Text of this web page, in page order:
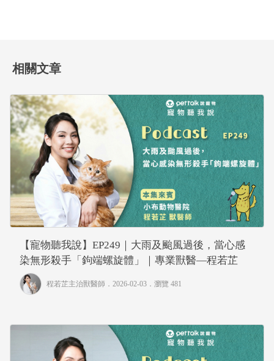
相關文章
【寵物聽我說】EP249｜大雨及颱風過後，當心感
染無形殺手「鉤端螺旋體」｜專業獸醫—程若芷
程若芷主治獸醫師 ．2026-02-03． 瀏覽 481